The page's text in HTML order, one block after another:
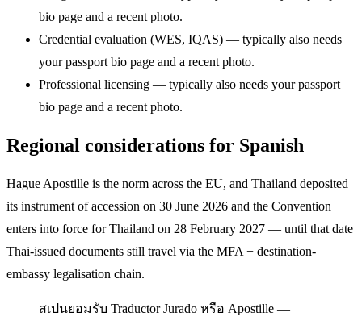
bio page and a recent photo.
Credential evaluation (WES, IQAS) — typically also needs
your passport bio page and a recent photo.
Professional licensing — typically also needs your passport
bio page and a recent photo.
Regional considerations for Spanish
Hague Apostille is the norm across the EU, and Thailand deposited
its instrument of accession on 30 June 2026 and the Convention
enters into force for Thailand on 28 February 2027 — until that date
Thai-issued documents still travel via the MFA + destination-
embassy legalisation chain.
สเปนยอมรับ Traductor Jurado หรือ Apostille —